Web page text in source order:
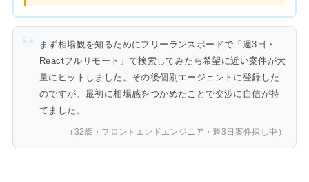
まず相場観を知るためにフリーランスボードで「週3日・
Reactフルリモート」で検索してみたら希望に近い案件が大
量にヒットしました。その後個別エージェントに登録した
のですが、最初に相場感をつかめたことで交渉に自信が持
てました。
（32歳・フロントエンドエンジニア・週3日案件探し中）